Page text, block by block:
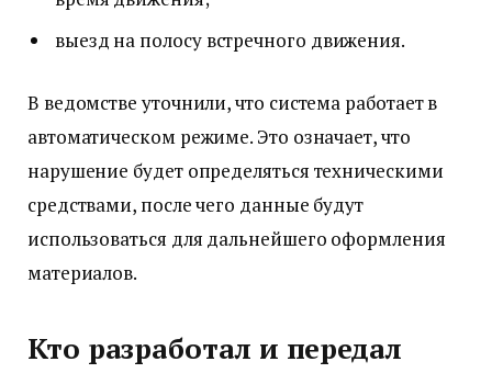
выезд на полосу встречного движения.
В ведомстве уточнили, что система работает в
автоматическом режиме. Это означает, что
нарушение будет определяться техническими
средствами, после чего данные будут
использоваться для дальнейшего оформления
материалов.
Кто разработал и передал